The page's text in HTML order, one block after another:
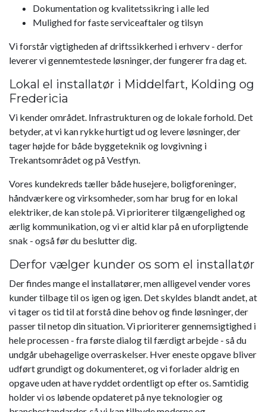
Dokumentation og kvalitetssikring i alle led
Mulighed for faste serviceaftaler og tilsyn
Vi forstår vigtigheden af driftssikkerhed i erhverv - derfor
leverer vi gennemtestede løsninger, der fungerer fra dag et.
Lokal el installatør i Middelfart, Kolding og
Fredericia
Vi kender området. Infrastrukturen og de lokale forhold. Det
betyder, at vi kan rykke hurtigt ud og levere løsninger, der
tager højde for både byggeteknik og lovgivning i
Trekantsområdet og på Vestfyn.
Vores kundekreds tæller både husejere, boligforeninger,
håndværkere og virksomheder, som har brug for en lokal
elektriker, de kan stole på. Vi prioriterer tilgængelighed og
ærlig kommunikation, og vi er altid klar på en uforpligtende
snak - også før du beslutter dig.
Derfor vælger kunder os som el installatør
Der findes mange el installatører, men alligevel vender vores
kunder tilbage til os igen og igen. Det skyldes blandt andet, at
vi tager os tid til at forstå dine behov og finde løsninger, der
passer til netop din situation. Vi prioriterer gennemsigtighed i
hele processen - fra første dialog til færdigt arbejde - så du
undgår ubehagelige overraskelser. Hver eneste opgave bliver
udført grundigt og dokumenteret, og vi forlader aldrig en
opgave uden at have ryddet ordentligt op efter os. Samtidig
holder vi os løbende opdateret på nye teknologier og